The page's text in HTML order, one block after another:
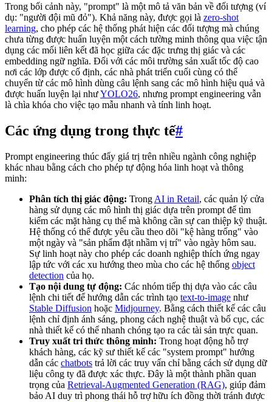
Trong bối cảnh này, "prompt" là một mô tả văn bản về đối tượng (ví
dụ: "người đội mũ đỏ"). Khả năng này, được gọi là zero-shot
learning, cho phép các hệ thống phát hiện các đối tượng mà chúng
chưa từng được huấn luyện một cách tường minh thông qua việc tận
dụng các mối liên kết đã học giữa các đặc trưng thị giác và các
embedding ngữ nghĩa. Đối với các môi trường sản xuất tốc độ cao
nơi các lớp được cố định, các nhà phát triển cuối cùng có thể
chuyển từ các mô hình dùng câu lệnh sang các mô hình hiệu quả và
được huấn luyện lại nhưYOLO26, nhưng prompt engineering vẫn
là chìa khóa cho việc tạo mẫu nhanh và tính linh hoạt.
Các ứng dụng trong thực tế#
Prompt engineering thúc đẩy giá trị trên nhiều ngành công nghiệp
khác nhau bằng cách cho phép tự động hóa linh hoạt và thông
minh:
Phân tích thị giác động: Trong AI in Retail, các quản lý cửa
hàng sử dụng các mô hình thị giác dựa trên prompt để tìm
kiếm các mặt hàng cụ thể mà không cần sự can thiệp kỹ thuật.
Hệ thống có thể được yêu cầu theo dõi "kệ hàng trống" vào
một ngày và "sản phẩm đặt nhầm vị trí" vào ngày hôm sau.
Sự linh hoạt này cho phép các doanh nghiệp thích ứng ngay
lập tức với các xu hướng theo mùa cho các hệ thống object
detection của họ.
Tạo nội dung tự động: Các nhóm tiếp thị dựa vào các câu
lệnh chi tiết để hướng dẫn các trình tạo text-to-image như
Stable Diffusion hoặc Midjourney. Bằng cách thiết kế các câu
lệnh chỉ định ánh sáng, phong cách nghệ thuật và bố cục, các
nhà thiết kế có thể nhanh chóng tạo ra các tài sản trực quan.
Truy xuất tri thức thông minh: Trong hoạt động hỗ trợ
khách hàng, các kỹ sư thiết kế các "system prompt" hướng
dẫn các chatbots trả lời các truy vấn chỉ bằng cách sử dụng dữ
liệu công ty đã được xác thực. Đây là một thành phần quan
trọng của Retrieval-Augmented Generation (RAG), giúp đảm
bảo AI duy trì phong thái hỗ trợ hữu ích đồng thời tránh được